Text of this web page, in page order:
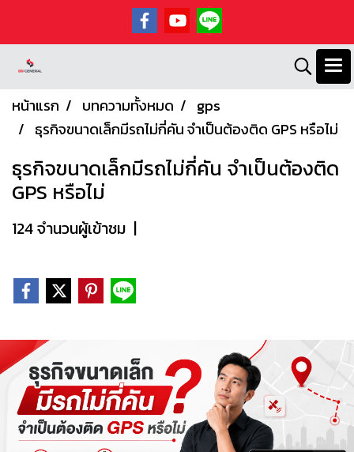
หน้าแรก บทความทั้งหมด
gps
ธุรกิจขนาดเล็กมีรถไม่กี่คัน จำเป็นต้องติด GPS หรือไม่
ธุรกิจขนาดเล็กมีรถไม่กี่คัน จำเป็นต้องติด
GPS หรือไม่
124 จำนวนผู้เข้าชม |